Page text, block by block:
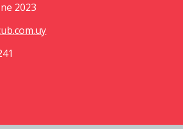
2023